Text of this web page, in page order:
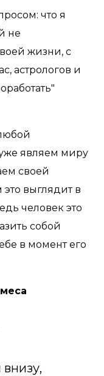
что я
не
жизни, с
астрологов и
являем миру
своей
выглядит в
человек это
собой
в момент его
внизу,